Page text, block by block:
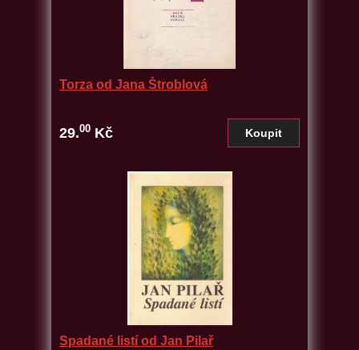
Torza od Jana Štroblová
29.00 Kč
Spadané listí od Jan Pilař